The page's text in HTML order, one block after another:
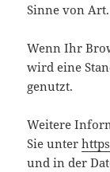
Sinne von Art.
Wenn Ihr
wird eine
genutzt.
Weitere
Sie unter
und in der